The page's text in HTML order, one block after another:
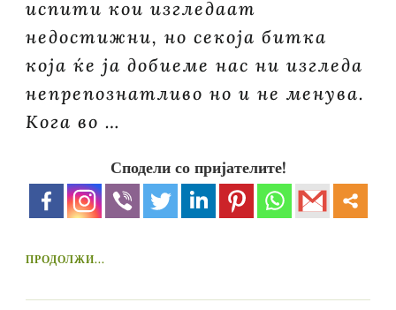
испити кои изгледаат
недостижни, но секојa битка
која ќе ја добиеме нас ни изгледа
непрепознатливо но и не менува.
Кога во …
Сподели со пријателите!
ПРОДОЛЖИ...